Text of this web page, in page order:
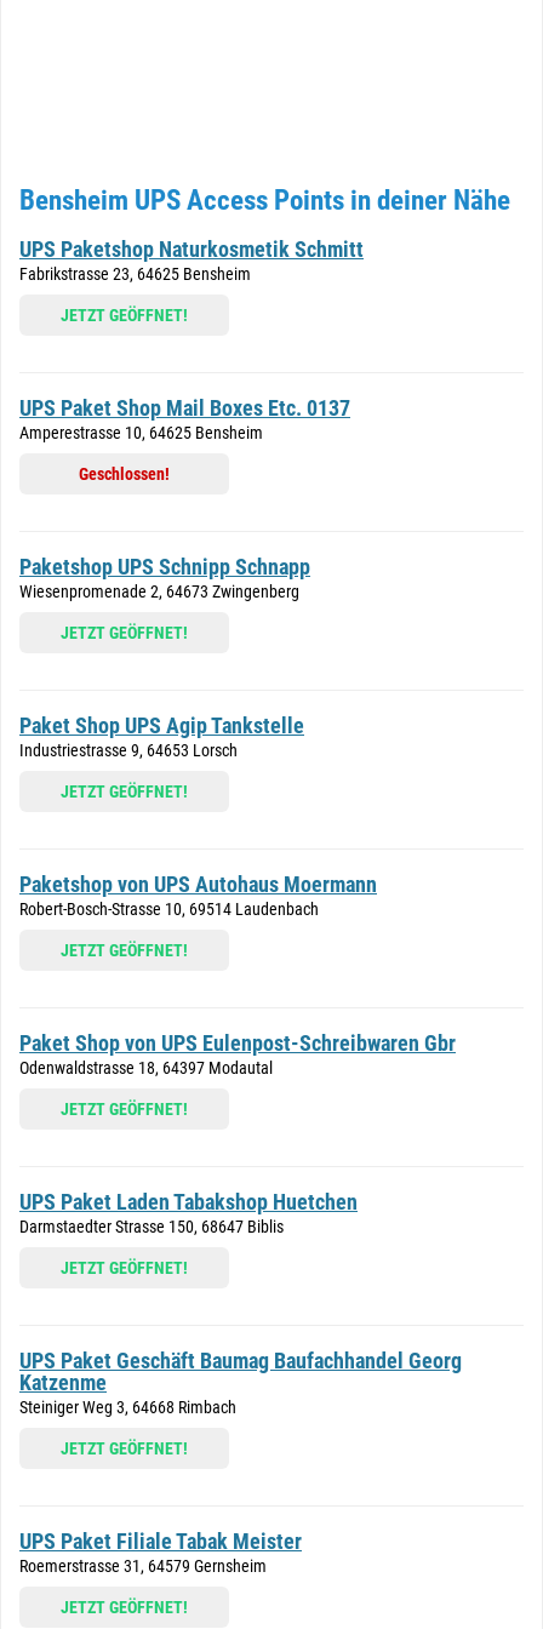
Bensheim UPS Access Points in deiner Nähe
UPS Paketshop Naturkosmetik Schmitt
Fabrikstrasse 23, 64625 Bensheim
JETZT GEÖFFNET!
UPS Paket Shop Mail Boxes Etc. 0137
Amperestrasse 10, 64625 Bensheim
Geschlossen!
Paketshop UPS Schnipp Schnapp
Wiesenpromenade 2, 64673 Zwingenberg
JETZT GEÖFFNET!
Paket Shop UPS Agip Tankstelle
Industriestrasse 9, 64653 Lorsch
JETZT GEÖFFNET!
Paketshop von UPS Autohaus Moermann
Robert-Bosch-Strasse 10, 69514 Laudenbach
JETZT GEÖFFNET!
Paket Shop von UPS Eulenpost-Schreibwaren Gbr
Odenwaldstrasse 18, 64397 Modautal
JETZT GEÖFFNET!
UPS Paket Laden Tabakshop Huetchen
Darmstaedter Strasse 150, 68647 Biblis
JETZT GEÖFFNET!
UPS Paket Geschäft Baumag Baufachhandel Georg
Katzenme
Steiniger Weg 3, 64668 Rimbach
JETZT GEÖFFNET!
UPS Paket Filiale Tabak Meister
Roemerstrasse 31, 64579 Gernsheim
JETZT GEÖFFNET!